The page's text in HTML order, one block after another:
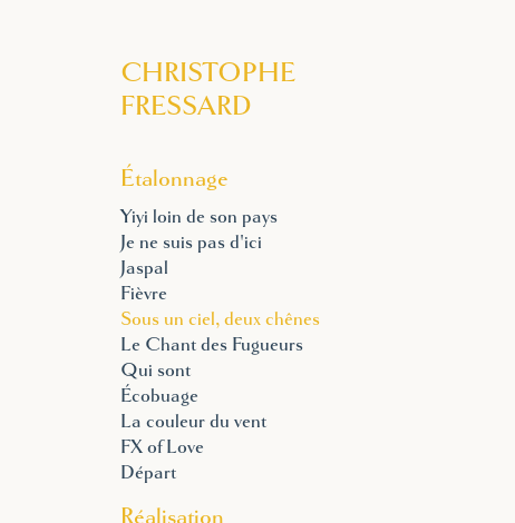
CHRISTOPHE
FRESSARD
Étalonnage
Yiyi loin de son pays
Je ne suis pas d'ici
Jaspal
Fièvre
Sous un ciel, deux chênes
Le Chant des Fugueurs
Qui sont
Écobuage
La couleur du vent
FX of Love
Départ
Réalisation